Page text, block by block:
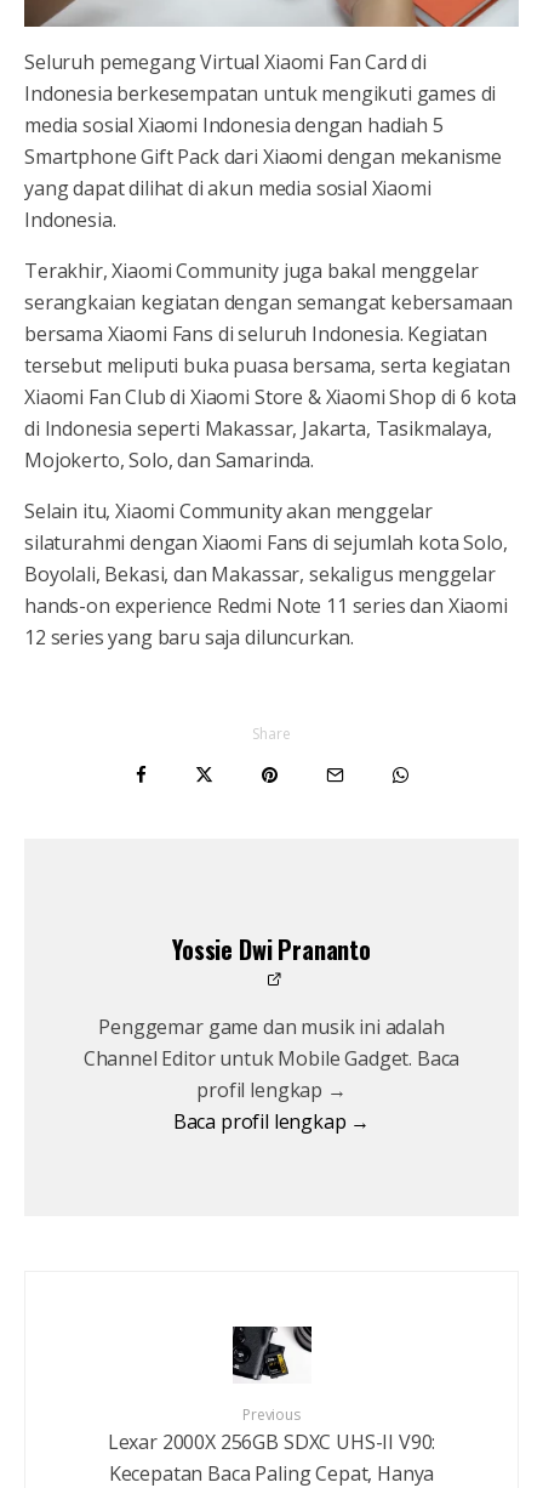
Seluruh pemegang Virtual Xiaomi Fan Card di
Indonesia berkesempatan untuk mengikuti games di
media sosial Xiaomi Indonesia dengan hadiah 5
Smartphone Gift Pack dari Xiaomi dengan mekanisme
yang dapat dilihat di akun media sosial Xiaomi
Indonesia.
Terakhir, Xiaomi Community juga bakal menggelar
serangkaian kegiatan dengan semangat kebersamaan
bersama Xiaomi Fans di seluruh Indonesia. Kegiatan
tersebut meliputi buka puasa bersama, serta kegiatan
Xiaomi Fan Club di Xiaomi Store & Xiaomi Shop di 6 kota
di Indonesia seperti Makassar, Jakarta, Tasikmalaya,
Mojokerto, Solo, dan Samarinda.
Selain itu, Xiaomi Community akan menggelar
silaturahmi dengan Xiaomi Fans di sejumlah kota Solo,
Boyolali, Bekasi, dan Makassar, sekaligus menggelar
hands-on experience Redmi Note 11 series dan Xiaomi
12 series yang baru saja diluncurkan.
Share
Yossie Dwi Prananto
Penggemar game dan musik ini adalah
Channel Editor untuk Mobile Gadget. Baca
profil lengkap →
Baca profil lengkap →
Previous
Lexar 2000X 256GB SDXC UHS-II V90:
Kecepatan Baca Paling Cepat, Hanya